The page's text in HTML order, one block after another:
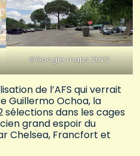
©Google maps 2023
de l’AFS qui verrait
Guillermo Ochoa, la
sélections dans les cages
grand espoir du
Chelsea, Francfort et